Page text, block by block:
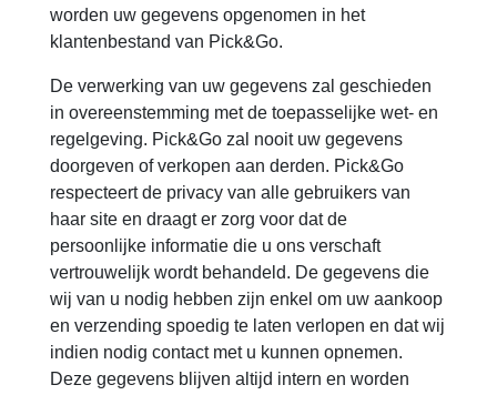
worden uw gegevens opgenomen in het
klantenbestand van Pick&Go.
De verwerking van uw gegevens zal geschieden
in overeenstemming met de toepasselijke wet- en
regelgeving. Pick&Go zal nooit uw gegevens
doorgeven of verkopen aan derden. Pick&Go
respecteert de privacy van alle gebruikers van
haar site en draagt er zorg voor dat de
persoonlijke informatie die u ons verschaft
vertrouwelijk wordt behandeld. De gegevens die
wij van u nodig hebben zijn enkel om uw aankoop
en verzending spoedig te laten verlopen en dat wij
indien nodig contact met u kunnen opnemen.
Deze gegevens blijven altijd intern en worden